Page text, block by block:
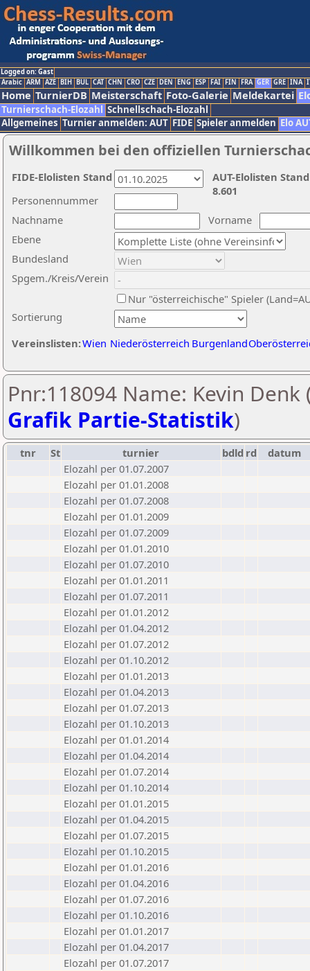
Logged on: Gast
Arabic ARM AZE BIH BUL CAT CHN CRO CZE DEN ENG ESP FAI FIN FRA GER GRE INA
Home TurnierDB Meisterschaft Foto-Galerie Meldekartei
Turnierschach-Elozahl Schnellschach-Elozahl
Allgemeines Turnier anmelden: AUT FIDE Spieler anmelden Elo
Willkommen bei den offiziellen
Nachname
Vorname
Ebene
Sortierung
Personennummer
Bundesland
Spgem./Kreis/Verein
Nur "österreichische" Spieler
Vereinslisten:Wien Niederösterreich Burgenland
AUT-Elolisten
8.601
FIDE-Elolisten Stand
Pnr:118094 Name: Kevin Denk
Grafik Partie-Statistik)
tnr St turnier bdld rd
datum
Elozahl per 01.07.2007
Elozahl per 01.01.2008
Elozahl per 01.07.2008
Elozahl per 01.01.2009
Elozahl per 01.07.2009
Elozahl per 01.01.2010
Elozahl per 01.07.2010
Elozahl per 01.01.2011
Elozahl per 01.07.2011
Elozahl per 01.01.2012
Elozahl per 01.04.2012
Elozahl per 01.07.2012
Elozahl per 01.10.2012
Elozahl per 01.01.2013
Elozahl per 01.04.2013
Elozahl per 01.07.2013
Elozahl per 01.10.2013
Elozahl per 01.01.2014
Elozahl per 01.04.2014
Elozahl per 01.07.2014
Elozahl per 01.10.2014
Elozahl per 01.01.2015
Elozahl per 01.04.2015
Elozahl per 01.07.2015
Elozahl per 01.10.2015
Elozahl per 01.01.2016
Elozahl per 01.04.2016
Elozahl per 01.07.2016
Elozahl per 01.10.2016
Elozahl per 01.01.2017
Elozahl per 01.04.2017
Elozahl per 01.07.2017